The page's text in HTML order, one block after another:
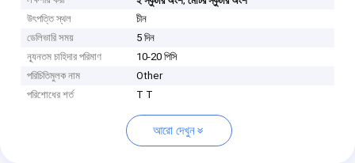
উৎপত্তি স্থল
চীন
ডেলিভারি সময়
5 দিন
ন্যূনতম চাহিদার পরিমাণ
10-20 পিসি
পরিচিতিমুলক নাম
Other
পরিশোধের শর্ত
T T
আরো দেখুন